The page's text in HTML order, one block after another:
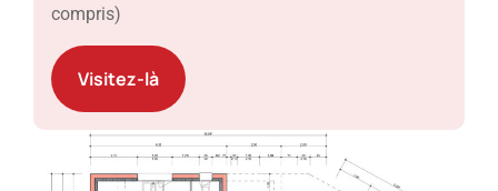
compris)
Visitez-là